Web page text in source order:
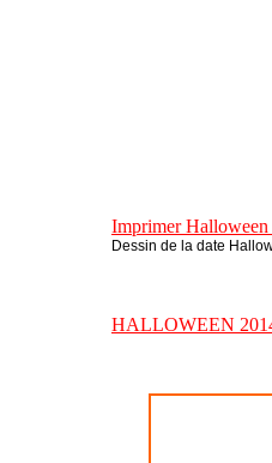
Imprimer
Dessin de la date
HALLOWEEN